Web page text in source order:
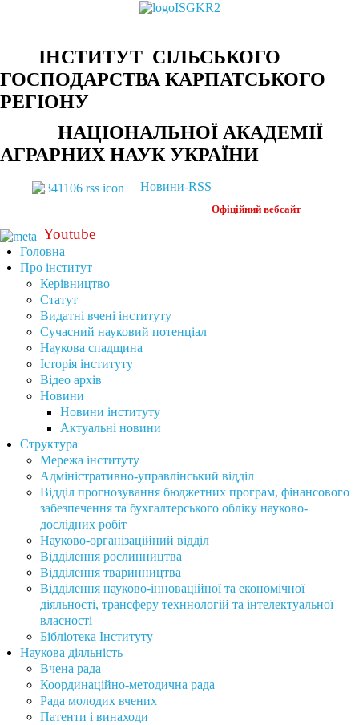
ІНСТИТУТ СІЛЬСЬКОГО
ГОСПОДАРСТВА КАРПАТСЬКОГО
РЕГІОНУ
НАЦІОНАЛЬНОЇ АКАДЕМІЇ
АГРАРНИХ НАУК УКРАЇНИ
Новини-RSS
Офіційний вебсайт
Youtube
Головна
Про інститут
Керівництво
Статут
Видатні вчені інституту
Сучасний науковий потенціал
Наукова спадщина
Історія інституту
Відео архів
Новини
Новини інституту
Актуальні новини
Структура
Мережа інституту
Адміністративно-управлінський відділ
Відділ прогнозування бюджетних програм, фінансового
забезпечення та бухгалтерського обліку науково-
дослідних робіт
Науково-організаційний відділ
Відділення рослинництва
Відділення тваринництва
Відділення науково-інноваційної та економічної
діяльності, трансферу техннологій та інтелектуальної
власності
Бібліотека Інституту
Наукова діяльність
Вчена рада
Координаційно-методична рада
Рада молодих вчених
Патенти і винаходи